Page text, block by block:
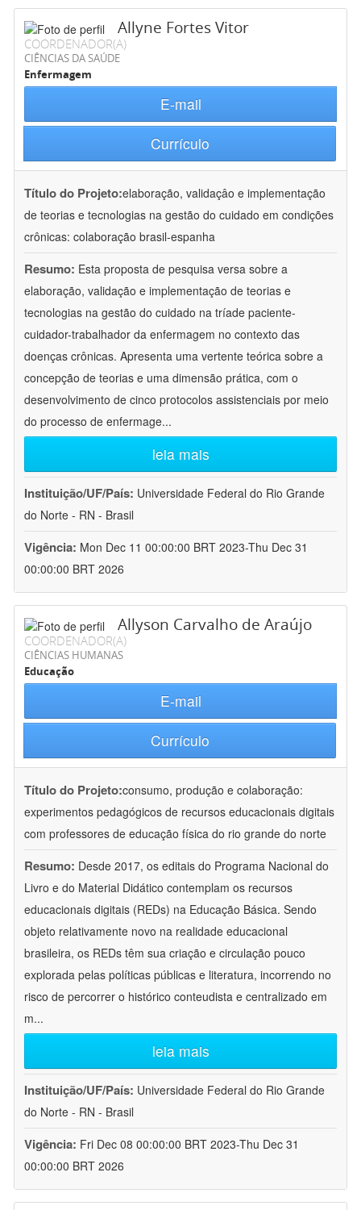
Allyne Fortes Vitor
COORDENADOR(A)
CIÊNCIAS DA SAÚDE
Enfermagem
E-mail
Currículo
Título do Projeto:elaboração, validaçâo e implementação
de teorias e tecnologias na gestão do cuidado em condições
crônicas: colaboração brasil-espanha
Resumo: Esta proposta de pesquisa versa sobre a
elaboração, validação e implementação de teorias e
tecnologias na gestão do cuidado na tríade paciente-
cuidador-trabalhador da enfermagem no contexto das
doenças crônicas. Apresenta uma vertente teórica sobre a
concepção de teorias e uma dimensão prática, com o
desenvolvimento de cinco protocolos assistenciais por meio
do processo de enfermage...
leia mais
Instituição/UF/País: Universidade Federal do Rio Grande
do Norte - RN - Brasil
Vigência: Mon Dec 11 00:00:00 BRT 2023-Thu Dec 31
00:00:00 BRT 2026
Allyson Carvalho de Araújo
COORDENADOR(A)
CIÊNCIAS HUMANAS
Educação
E-mail
Currículo
Título do Projeto:consumo, produção e colaboração:
experimentos pedagógicos de recursos educacionais digitais
com professores de educação física do rio grande do norte
Resumo: Desde 2017, os editais do Programa Nacional do
Livro e do Material Didático contemplam os recursos
educacionais digitais (REDs) na Educação Básica. Sendo
objeto relativamente novo na realidade educacional
brasileira, os REDs têm sua criação e circulação pouco
explorada pelas políticas públicas e literatura, incorrendo no
risco de percorrer o histórico conteudista e centralizado em
m...
leia mais
Instituição/UF/País: Universidade Federal do Rio Grande
do Norte - RN - Brasil
Vigência: Fri Dec 08 00:00:00 BRT 2023-Thu Dec 31
00:00:00 BRT 2026